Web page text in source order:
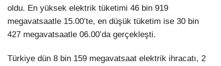
oldu. En yüksek elektrik tüketimi 46 bin 919
megavatsaatle 15.00’te, en düşük tüketim ise 30 bin
427 megavatsaatle 06.00’da gerçekleşti.
Türkiye dün 8 bin 159 megavatsaat elektrik ihracatı, 2